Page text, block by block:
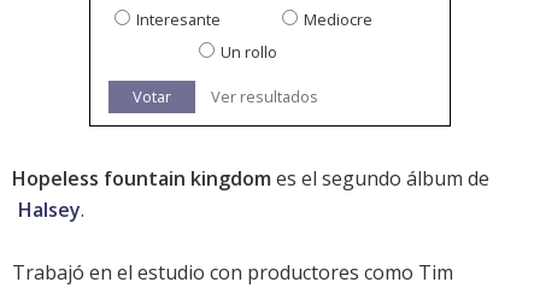
Interesante
Mediocre
Un rollo
Votar Ver resultados
Hopeless fountain kingdom es el segundo álbum de
Halsey.
Trabajó en el estudio con productores como Tim